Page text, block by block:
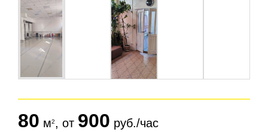
80 м , от 900 руб./час